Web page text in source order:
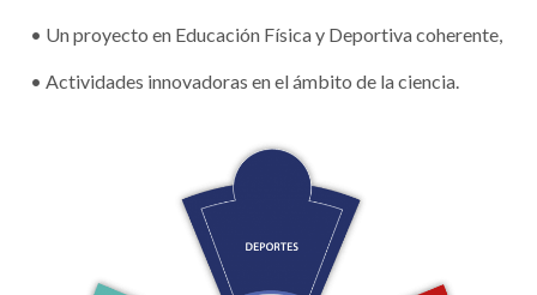
• Un proyecto en Educación Física y Deportiva coherente,
• Actividades innovadoras en el ámbito de la ciencia.